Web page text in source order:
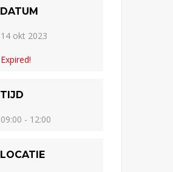
DATUM
14 okt 2023
Expired!
TIJD
09:00 - 12:00
LOCATIE